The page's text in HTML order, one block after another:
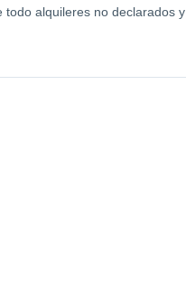
todo alquileres no declarados y